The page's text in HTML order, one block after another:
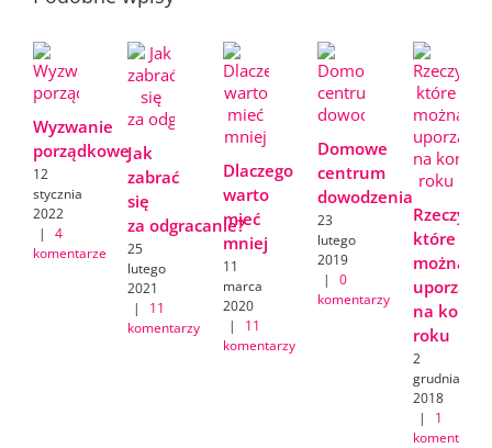
Wyzwanie
porządkowe
12
stycznia
2022
|
4
komentarze
Jak
zabrać
się
za odgracanie?
25
lutego
2021
|
11
komentarzy
Dlaczego
warto
mieć
mniej
11
marca
2020
|
11
komentarzy
Domowe
centrum
dowodzenia
23
lutego
2019
|
0
komentarzy
Rzeczy,
które
można
na koniec
roku
2
grudnia
2018
|
1
komentarz